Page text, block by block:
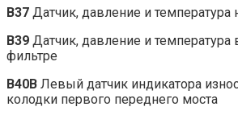
B37 Датчик, давление и температура
B39 Датчик, давление и
фильтре
B40B Левый датчик индикатора
колодки первого переднего моста